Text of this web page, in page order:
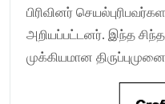
பிரிவினர்
அறியப்பட்டனர். இந்த
முக்கியமான